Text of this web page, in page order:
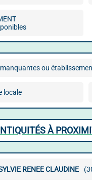
ou
locale
À
RENEE CLAUDINE